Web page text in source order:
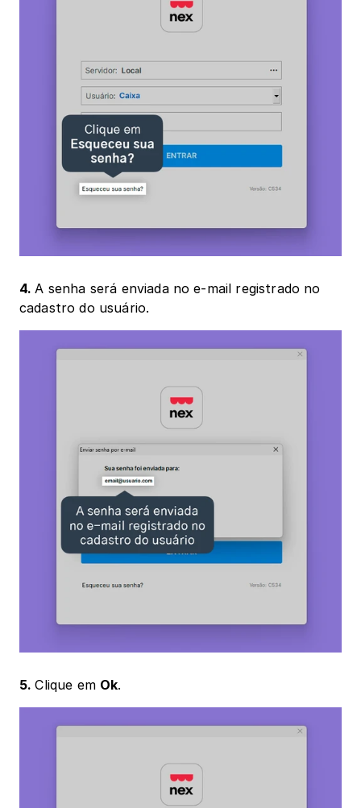
4. A senha será enviada no e-mail registrado no
cadastro do usuário.
5. Clique em Ok.